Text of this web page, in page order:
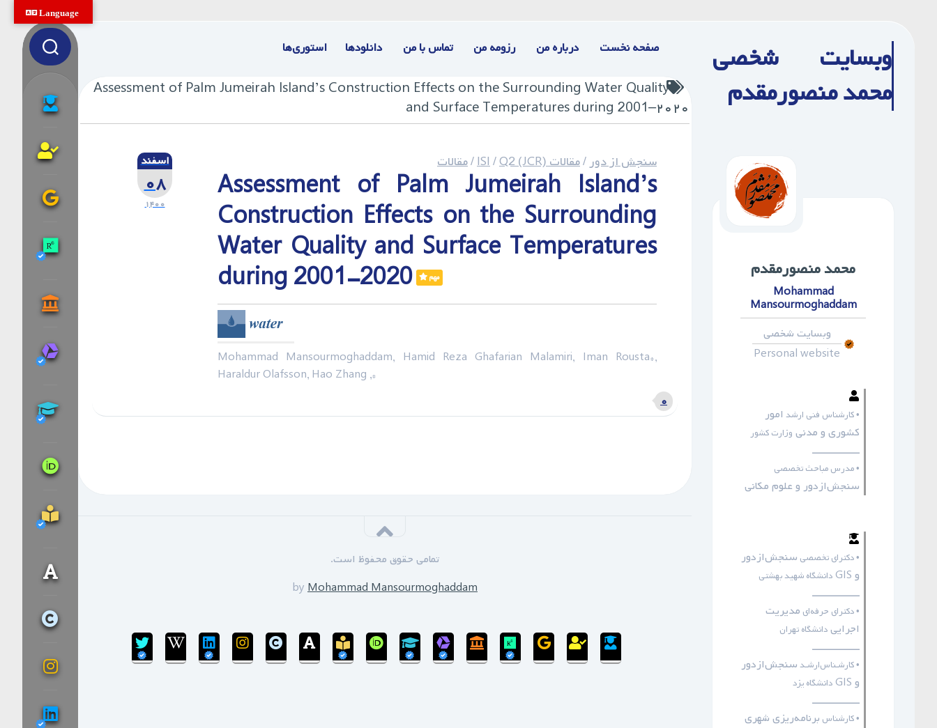
وبسایت شخصی
محمد منصورمقدم
محمد ‌منصورمقدم
Mohammad
Mansourmoghaddam
وبسایت شخصی
Personal website
• کارشناس فنی ارشد امور
کشوری و مدنی وزارت کشور
ـــــــــــــــــ
• مدرس مباحث تخصصی
سنجش‌ازدور و علوم مکانی
• دکترای تخصصی سنجش‌ازدور
و GIS
دانشگاه شهید بهشتی
ـــــــــــــــــ
• دکترای حرفه‌ای مدیریت
اجرایی دانشگاه تهران
ـــــــــــــــــ
• کارشـناس‌ارشـد سنجش‌ازدور
و GIS
دانشگاه یزد
ـــــــــــــــــ
• کارشناس برنامه‌ریزی شهری
صفحه نخست درباره من رزومه من تماس با من دانلودها استوری‌ها
Assessment of Palm Jumeirah Island’s Construction Effects on the Surrounding Water Quality
and Surface Temperatures during 2001–۲۰۲۰
اسفند
۰۸
۱۴۰۰
سنجش از دور/مقالات ISI /Q2 (JCR)
/مقالات
Assessment of Palm Jumeirah Island’s
Construction Effects on the Surrounding
Water Quality and Surface Temperatures
during 2001-2020
مهم
Mohammad Mansourmoghaddam, Hamid Reza Ghafarian Malamiri, Iman Rousta*,
Haraldur Olafsson, Hao Zhang ,*
۰
تمامی حقوق محفوظ است.
by Mohammad Mansourmoghaddam
Language